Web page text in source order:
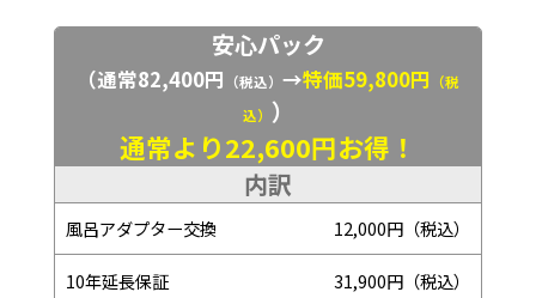
安心パック
（通常82,400円 （税込） →特価59,800円
（税
込） ）
通常より22,600円お得！
内訳
風呂アダプター交換 12,000円（税込）
10年延長保証 31,900円（税込）